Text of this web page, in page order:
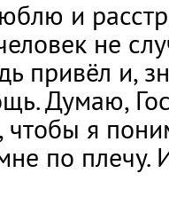
и
не
привёл и,
Думаю,
чтобы я
по плечу.